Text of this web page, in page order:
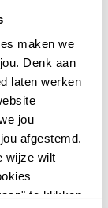
maken we
Denk aan
laten werken
jou
afgestemd.
wijze wilt
te klikken.